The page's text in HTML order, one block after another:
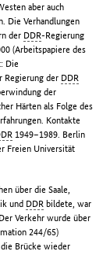
aber auch
Die Verhandlungen
der DDR-Regierung
(Arbeitspapiere des
Die
Regierung der DDR
der
Härten als Folge des
Kontakte
1949–1989. Berlin
Freien Universität
über die Saale,
und DDR bildete, war
Verkehr wurde über
244/65)
Brücke wieder